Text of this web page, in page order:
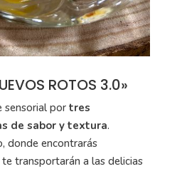
ROTOS 3.0»
sensorial por tres
de sabor y textura.
donde encontrarás
transportarán a las delicias